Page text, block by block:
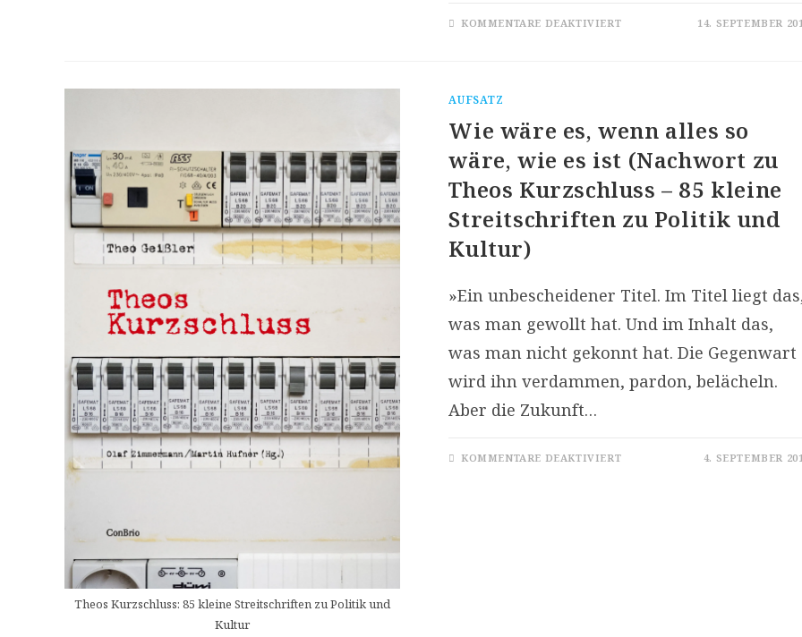
KOMMENTARE DEAKTIVIERTFÜR 14. SEPTEMBER
Theos Kurzschluss: 85 kleine Streitschriften zu Politik und
Kultur
AUFSATZ
Wie wäre es, wenn alles so
wäre, wie es ist (Nachwort zu
Theos Kurzschluss – 85 kleine
Streitschriften zu Politik und
Kultur)
»Ein unbescheidener Titel. Im Titel liegt
was man gewollt hat. Und im Inhalt das,
was man nicht gekonnt hat. Die Gegenwart
wird ihn verdammen, pardon, belächeln.
Aber die Zukunft…
KOMMENTARE DEAKTIVIERTFÜR 4. SEPTEMBER